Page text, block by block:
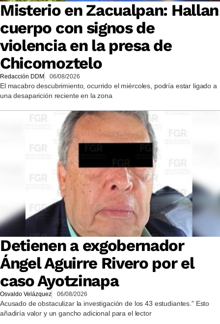
Misterio en Zacualpan: Hallan
cuerpo con signos de
violencia en la presa de
Chicomoztelo
Redacción DDM 06/08/2026
El macabro descubrimiento, ocurrido el miércoles, podría estar ligado a
una desaparición reciente en la zona
Detienen a exgobernador
Ángel Aguirre Rivero por el
caso Ayotzinapa
Osvaldo Velázquez 06/08/2026
Acusado de obstaculizar la investigación de los 43 estudiantes." Esto
añadiría valor y un gancho adicional para el lector